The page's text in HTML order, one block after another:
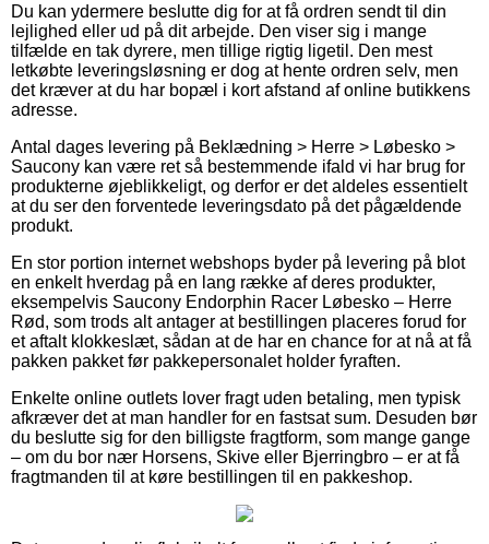
Du kan ydermere beslutte dig for at få ordren sendt til din
lejlighed eller ud på dit arbejde. Den viser sig i mange
tilfælde en tak dyrere, men tillige rigtig ligetil. Den mest
letkøbte leveringsløsning er dog at hente ordren selv, men
det kræver at du har bopæl i kort afstand af online butikkens
adresse.
Antal dages levering på Beklædning > Herre > Løbesko >
Saucony kan være ret så bestemmende ifald vi har brug for
produkterne øjeblikkeligt, og derfor er det aldeles essentielt
at du ser den forventede leveringsdato på det pågældende
produkt.
En stor portion internet webshops byder på levering på blot
en enkelt hverdag på en lang række af deres produkter,
eksempelvis Saucony Endorphin Racer Løbesko – Herre
Rød, som trods alt antager at bestillingen placeres forud for
et aftalt klokkeslæt, sådan at de har en chance for at nå at få
pakken pakket før pakkepersonalet holder fyraften.
Enkelte online outlets lover fragt uden betaling, men typisk
afkræver det at man handler for en fastsat sum. Desuden bør
du beslutte sig for den billigste fragtform, som mange gange
– om du bor nær Horsens, Skive eller Bjerringbro – er at få
fragtmanden til at køre bestillingen til en pakkeshop.